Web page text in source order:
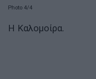
Photo 4/4
Η Καλομοίρα.